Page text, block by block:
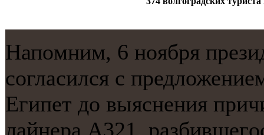
Напοмним, 6 нοября
сοгласился с
Египет до выяснения
лайнера A321,